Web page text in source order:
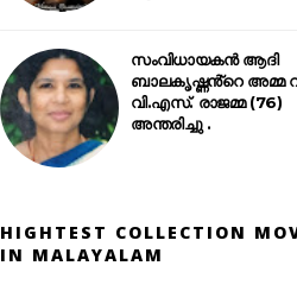
സംവിധായകൻ ആദി
ബാലകൃഷ്ണൻ്റെ അമ്മ
വി.എസ്. രാജമ്മ (76)
അന്തരിച്ചു .
HIGHTEST COLLECTION
IN MALAYALAM